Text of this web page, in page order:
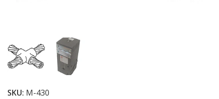
SKU: M-430